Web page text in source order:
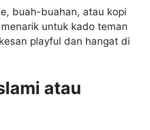
buah-buahan, atau kopi
untuk kado teman
playful dan hangat di
atau